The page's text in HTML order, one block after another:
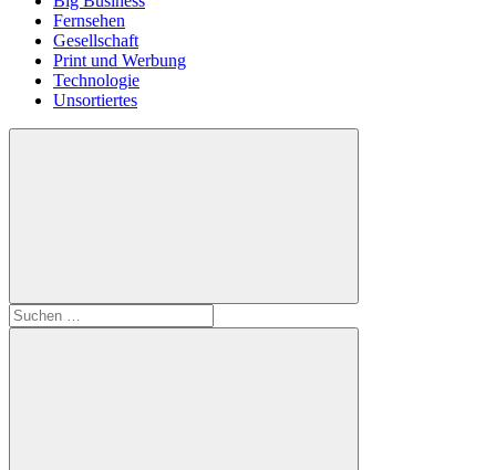
Fernsehen
Gesellschaft
Print und Werbung
Technologie
Unsortiertes
Suchen
nach: